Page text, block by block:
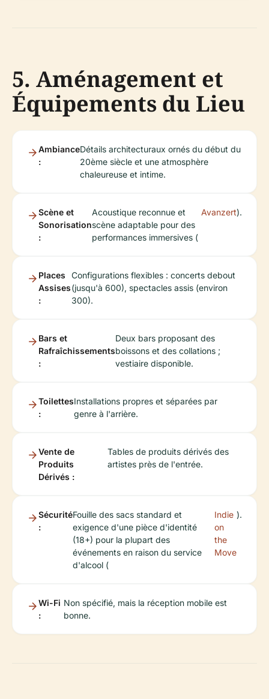
5. Aménagement et
Équipements du Lieu
Ambiance
:
Détails architecturaux ornés du début du
20ème siècle et une atmosphère
chaleureuse et intime.
Scène et
Sonorisation
:
Acoustique reconnue et
scène adaptable pour des
performances immersives (
Avanzert).
Places
Assises
:
Configurations flexibles : concerts debout
(jusqu'à 600), spectacles assis (environ
300).
Bars et
Rafraîchissements
:
Deux bars proposant des
boissons et des collations ;
vestiaire disponible.
Toilettes
:
Installations propres et séparées par
genre à l'arrière.
Vente de
Produits
Dérivés :
Tables de produits dérivés des
artistes près de l'entrée.
Sécurité
:
Fouille des sacs standard et
exigence d'une pièce d'identité
(18+) pour la plupart des
événements en raison du service
d'alcool (
Indie
on
the
Move
).
Wi-Fi
:
Non spécifié, mais la réception mobile est
bonne.